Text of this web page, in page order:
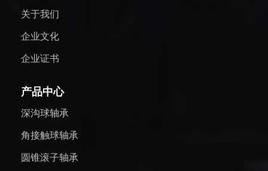
关于我们
企业文化
企业证书
产品中心
深沟球轴承
角接触球轴承
圆锥滚子轴承